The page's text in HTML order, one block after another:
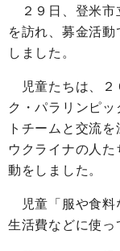
２９日、登米市
を訪れ、募金活
しました。
児童たちは、２
ク・パラリンピ
トチームと交流
ウクライナの人
動をしました。
児童「服や食料
生活費などに使っ